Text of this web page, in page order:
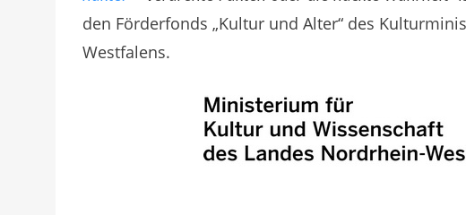
den Förderfonds „Kultur und Alter“ des
Westfalens.